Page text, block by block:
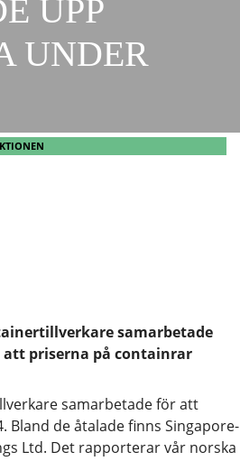
UPP
UNDER
samarbetade
priserna på containrar
samarbetade för att
de åtalade finns Singapore-
Ltd. Det rapporterar vår norska